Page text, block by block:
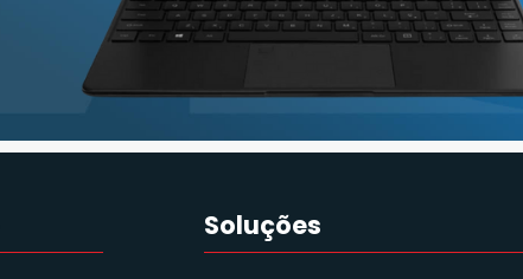
Soluções